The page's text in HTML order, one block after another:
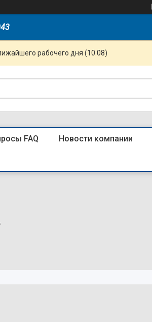
рабочего дня (10.08)
FAQ Новости компании
LW32-25/C11/1 , 25А, 1Р, "1-2"4